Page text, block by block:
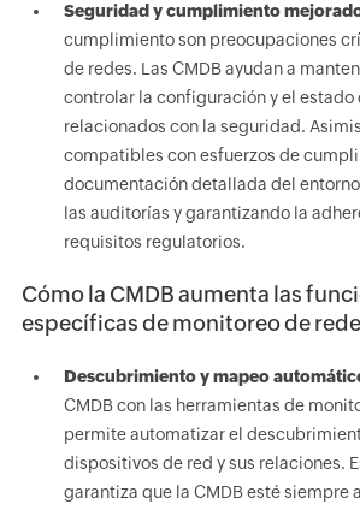
Seguridad y cumplimiento
cumplimiento son preocupaciones
de redes. Las CMDB ayudan a
controlar la configuración y el estado
relacionados con la seguridad.
compatibles con esfuerzos de
documentación detallada del
las auditorías y garantizando la
requisitos regulatorios.
Cómo la CMDB aumenta las
específicas de monitoreo de
Descubrimiento y mapeo
CMDB con las herramientas de
permite automatizar el
dispositivos de red y sus relaciones.
garantiza que la CMDB esté siempre